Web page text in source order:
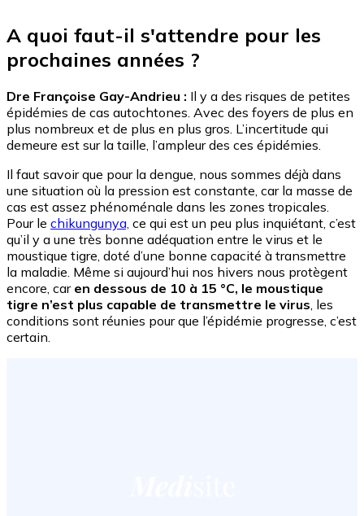
A quoi faut-il s'attendre pour les
prochaines années ?
Dre Françoise Gay-Andrieu : Il y a des risques de petites
épidémies de cas autochtones. Avec des foyers de plus en
plus nombreux et de plus en plus gros. L’incertitude qui
demeure est sur la taille, l’ampleur des ces épidémies.
Il faut savoir que pour la dengue, nous sommes déjà dans
une situation où la pression est constante, car la masse de
cas est assez phénoménale dans les zones tropicales.
Pour le chikungunya, ce qui est un peu plus inquiétant, c’est
qu’il y a une très bonne adéquation entre le virus et le
moustique tigre, doté d’une bonne capacité à transmettre
la maladie. Même si aujourd’hui nos hivers nous protègent
encore, car en dessous de 10 à 15 °C, le moustique
tigre n’est plus capable de transmettre le virus , les
conditions sont réunies pour que l’épidémie progresse, c’est
certain.